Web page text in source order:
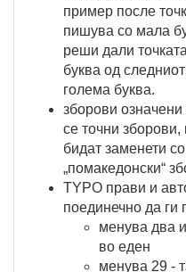
пример после
пишува со мала
реши дали
буква од
голема буква.
зборови означени
се точни
бидат заменети
„помакедонски“
TYPO прави и
поединечно да ги
менува два
во еден
менува 29 -